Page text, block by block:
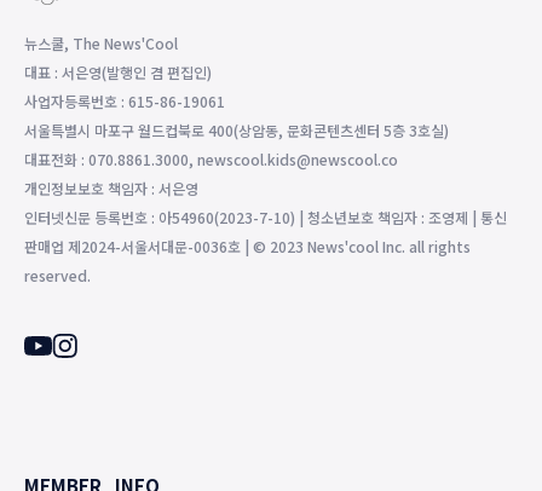
뉴스쿨, The News'Cool
대표 : 서은영(발행인 겸 편집인)
사업자등록번호 : 615-86-19061
서울특별시 마포구 월드컵북로 400(상암동, 문화콘텐츠센터 5층 3호실)
대표전화 : 070.8861.3000, newscool.kids@newscool.co
개인정보보호 책임자 : 서은영
인터넷신문 등록번호 : 아54960(2023-7-10) | 청소년보호 책임자 : 조영제 | 통신
판매업 제2024-서울서대문-0036호 | © 2023 News'cool Inc. all rights
reserved.
MEMBER INFO